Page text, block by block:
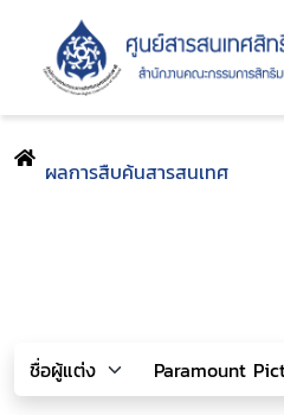
ผลการสืบค้นสารสนเทศ